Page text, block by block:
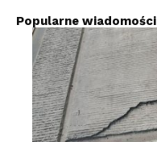
Popularne wiadomości